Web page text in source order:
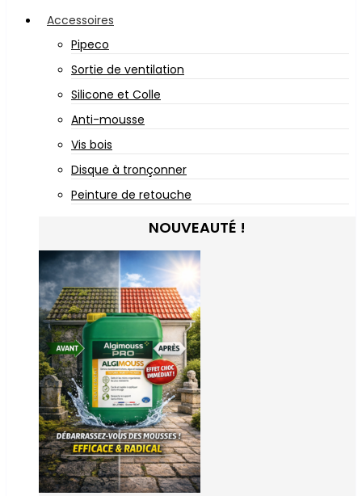
Accessoires
Pipeco
Sortie de ventilation
Silicone et Colle
Anti-mousse
Vis bois
Disque à tronçonner
Peinture de retouche
NOUVEAUTÉ !